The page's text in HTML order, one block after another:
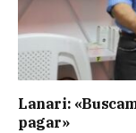
Lanari:
pagar»